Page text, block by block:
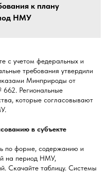
к плану
НМУ
с учетом федеральных и
требования утвердили
Минприроды от
Региональные
которые согласовывают
в субъекте
по форме, содержанию и
на период НМУ,
Скачайте таблицу. Системы